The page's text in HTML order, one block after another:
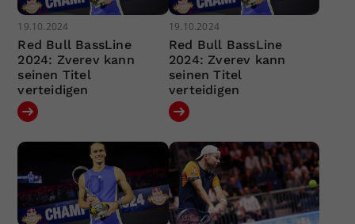
19.10.2024
Red Bull BassLine
2024: Zverev kann
seinen Titel
verteidigen
19.10.2024
Red Bull BassLine
2024: Zverev kann
seinen Titel
verteidigen